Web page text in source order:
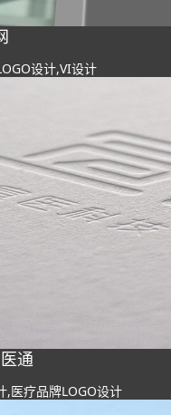
设计,VI设计
通
,医疗品牌LOGO设计